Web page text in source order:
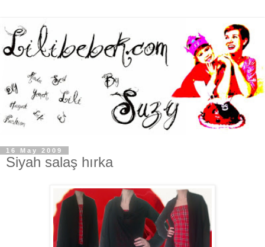
16 May 2009
Siyah salaş hırka